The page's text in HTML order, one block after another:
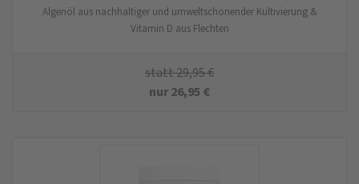
Algenöl aus nachhaltiger und umweltschonender Kultivierung &
Vitamin D aus Flechten
statt29,95€
nur26,95 €